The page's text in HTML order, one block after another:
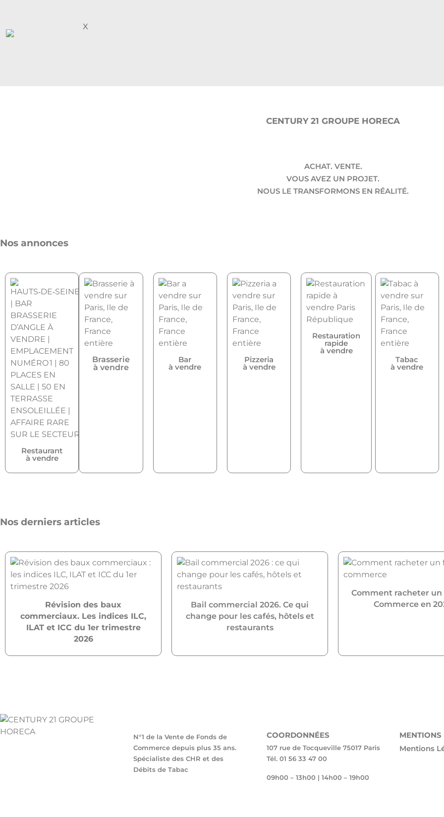
X
CENTURY 21 GROUPE HORECA
ACHAT. VENTE.
VOUS AVEZ UN PROJET.
NOUS LE TRANSFORMONS EN RÉALITÉ.
Nos annonces
Restaurant
à vendre
Brasserie
à vendre
Bar
à vendre
Pizzeria
à vendre
Restauration
rapide
à vendre
Tabac
à vendre
Nos derniers articles
Révision des baux
commerciaux. Les indices ILC,
ILAT et ICC du 1er trimestre
2026
Bail commercial 2026. Ce qui
change pour les cafés, hôtels et
restaurants
Comment racheter un
Commerce en
N°1 de la Vente de Fonds de
Commerce depuis plus 35 ans.
Spécialiste des CHR et des
Débits de Tabac
COORDONNÉES
107 rue de Tocqueville 75017 Paris
Tél. 01 56 33 47 00
09h00 – 13h00 | 14h00 – 19h00
MENTIONS
Mentions